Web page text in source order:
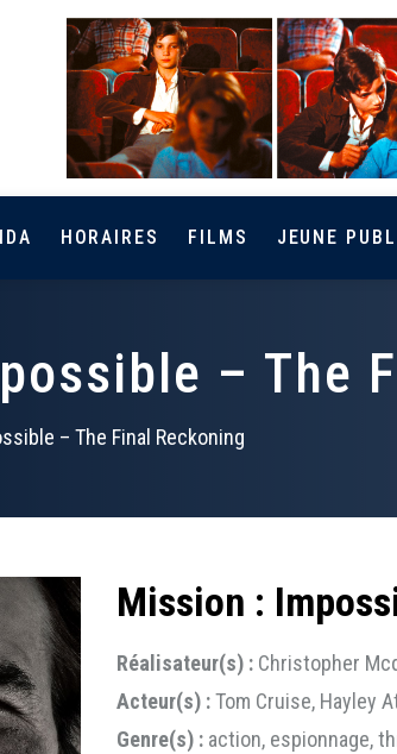
HORAIRES FILMS JEUNE
– The
– The Final Reckoning
Mission :
Réalisateur(s) : Christopher
Acteur(s) :Tom Cruise, Hayley
Genre(s) : action, espionnage,